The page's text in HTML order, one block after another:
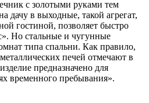
с золотыми руками тем
дачу в выходные, такой агрегат,
гостиной, позволяет быстро
Но стальные и чугунные
типа спальни. Как правило,
печей отмечают в
предназначено для
временного пребывания».